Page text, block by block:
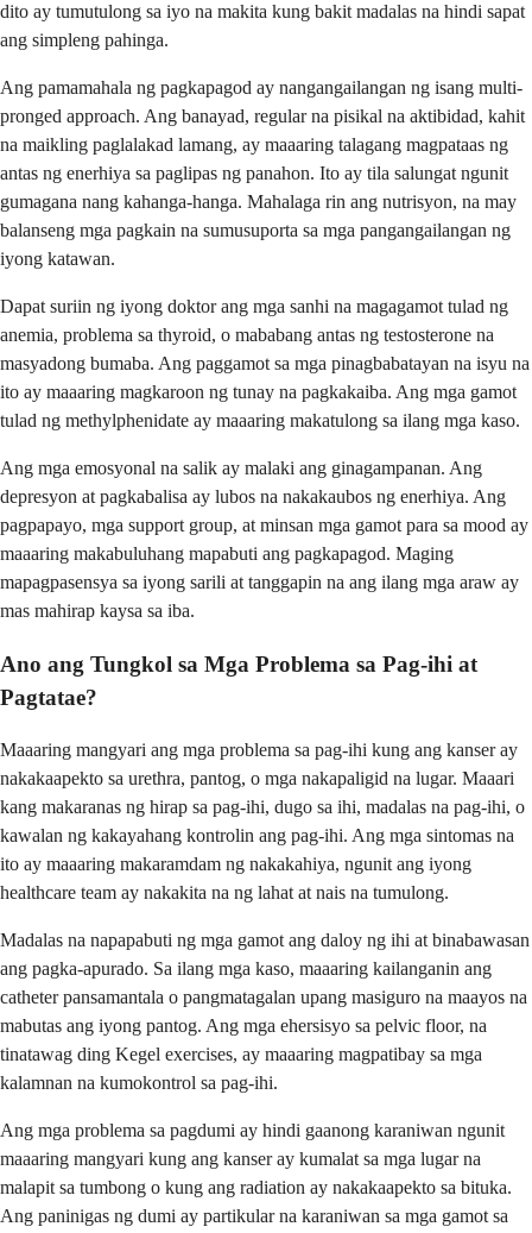
dito ay tumutulong sa iyo na makita kung bakit madalas na hindi sapat
ang simpleng pahinga.
Ang pamamahala ng pagkapagod ay nangangailangan ng isang multi-
pronged approach. Ang banayad, regular na pisikal na aktibidad, kahit
na maikling paglalakad lamang, ay maaaring talagang magpataas ng
antas ng enerhiya sa paglipas ng panahon. Ito ay tila salungat ngunit
gumagana nang kahanga-hanga. Mahalaga rin ang nutrisyon, na may
balanseng mga pagkain na sumusuporta sa mga pangangailangan ng
iyong katawan.
Dapat suriin ng iyong doktor ang mga sanhi na magagamot tulad ng
anemia, problema sa thyroid, o mababang antas ng testosterone na
masyadong bumaba. Ang paggamot sa mga pinagbabatayan na isyu na
ito ay maaaring magkaroon ng tunay na pagkakaiba. Ang mga gamot
tulad ng methylphenidate ay maaaring makatulong sa ilang mga kaso.
Ang mga emosyonal na salik ay malaki ang ginagampanan. Ang
depresyon at pagkabalisa ay lubos na nakakaubos ng enerhiya. Ang
pagpapayo, mga support group, at minsan mga gamot para sa mood ay
maaaring makabuluhang mapabuti ang pagkapagod. Maging
mapagpasensya sa iyong sarili at tanggapin na ang ilang mga araw ay
mas mahirap kaysa sa iba.
Ano ang Tungkol sa Mga Problema sa Pag-ihi at
Pagtatae?
Maaaring mangyari ang mga problema sa pag-ihi kung ang kanser ay
nakakaapekto sa urethra, pantog, o mga nakapaligid na lugar. Maaari
kang makaranas ng hirap sa pag-ihi, dugo sa ihi, madalas na pag-ihi, o
kawalan ng kakayahang kontrolin ang pag-ihi. Ang mga sintomas na
ito ay maaaring makaramdam ng nakakahiya, ngunit ang iyong
healthcare team ay nakakita na ng lahat at nais na tumulong.
Madalas na napapabuti ng mga gamot ang daloy ng ihi at binabawasan
ang pagka-apurado. Sa ilang mga kaso, maaaring kailanganin ang
catheter pansamantala o pangmatagalan upang masiguro na maayos na
mabutas ang iyong pantog. Ang mga ehersisyo sa pelvic floor, na
tinatawag ding Kegel exercises, ay maaaring magpatibay sa mga
kalamnan na kumokontrol sa pag-ihi.
Ang mga problema sa pagdumi ay hindi gaanong karaniwan ngunit
maaaring mangyari kung ang kanser ay kumalat sa mga lugar na
malapit sa tumbong o kung ang radiation ay nakakaapekto sa bituka.
Ang paninigas ng dumi ay partikular na karaniwan sa mga gamot sa